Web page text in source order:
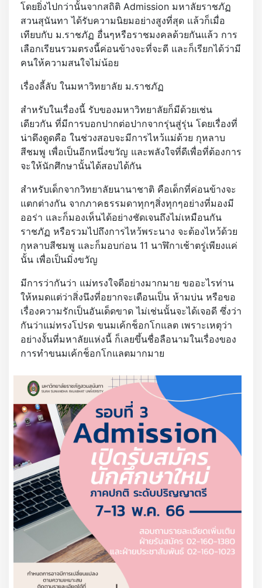
โดยยิ่งไปกว่านั้นจากสถิติ Admission มหาลัยราชภัฏ
สวนสุนันทา ได้รับความนิยมอย่างสูงที่สุด แล้วก็เมื่อ
เทียบกับ ม.ราชภัฏ อื่นๆหรือราชมงคลด้วยกันแล้ว การ
เลือกเรียนรวมตรงนี้ค่อนข้างจะที่จะดี และก็เรียกได้ว่ามี
คนให้ความสนใจไม่น้อย
เรื่องลี้ลับ ในมหาวิทยาลัย ม.ราชภัฏ
สำหรับในเรื่องนี้ รับของมหาวิทยาลัยก็มีด้วยเช่น
เดียวกัน ที่มีการบอกปากต่อปากจากรุ่นสู่รุ่น โดยเรื่องที่
น่าดึงดูดคือ ในช่วงสอบจะมีการไหว้แม่ด้วย กุหลาบ
สีชมพู เพื่อเป็นอีกหนึ่งขวัญ และพลังใจที่ดีเพื่อที่ต้องการ
จะให้นักศึกษานั้นได้สอบได้กัน
สำหรับเด็กจากวิทยาลัยนานาชาติ คือเด็กที่ค่อนข้างจะ
แตกต่างกัน จากภาคธรรมดาทุกๆสิ่งทุกๆอย่างที่มองมี
ออร่า และก็มองเห็นได้อย่างชัดเจนถึงไม่เหมือนกัน
ราชภัฏ หรือรวมไปถึงการไหว้พระนาง จะต้องไหว้ด้วย
กุหลาบสีชมพู และก็มอบก่อน 11 นาฬิกาเช้าตรู่เพียงแค่
นั้น เพื่อเป็นมิ่งขวัญ
มีการว่ากันว่า แม่ทรงใจดีอย่างมากมาย ขออะไรท่าน
ให้หมดแต่ว่าสิ่งนึงที่อยากจะเตือนเป็น ห้ามบ่น หรือขอ
เรื่องความรักเป็นอันเด็ดขาด ไม่เช่นนั้นจะได้เจอดี ซึ่งว่า
กันว่าแม่ทรงโปรด ขนมเค้กช็อกโกแลต เพราะเหตุว่า
อย่างงั้นที่มหาลัยแห่งนี้ ก็เลยขึ้นชื่อลือนามในเรื่องของ
การทำขนมเค้กช็อกโกแลตมากมาย